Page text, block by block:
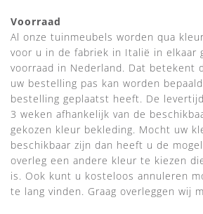
Voorraad
Al onze tuinmeubels worden qua
voor u in de fabriek in Italië in elkaar
voorraad in Nederland. Dat betekent
uw bestelling pas kan worden
bestelling geplaatst heeft. De
3 weken afhankelijk van de
gekozen kleur bekleding. Mocht uw
beschikbaar zijn dan heeft u de
overleg een andere kleur te kiezen
is. Ook kunt u kosteloos annuleren
te lang vinden. Graag overleggen wij